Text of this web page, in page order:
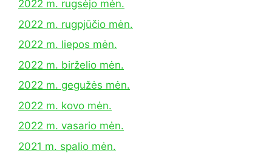
2022 m. rugsėjo mėn.
2022 m. rugpjūčio mėn.
2022 m. liepos mėn.
2022 m. birželio mėn.
2022 m. gegužės mėn.
2022 m. kovo mėn.
2022 m. vasario mėn.
2021 m. spalio mėn.